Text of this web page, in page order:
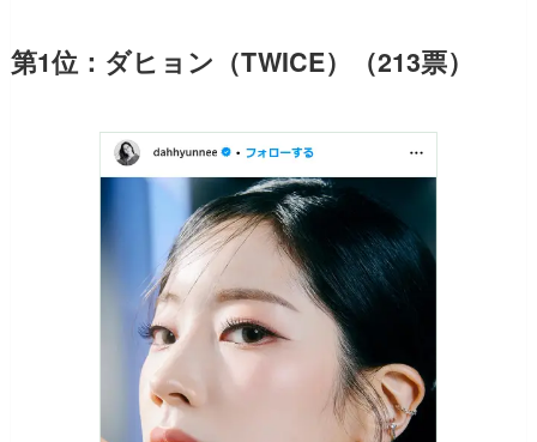
第1位：ダヒョン（TWICE）（213票）